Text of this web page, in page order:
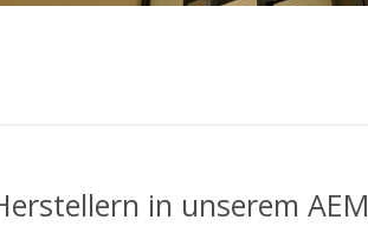
in unserem AEM